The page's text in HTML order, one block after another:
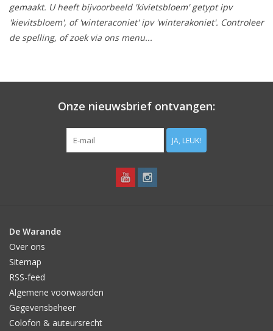
Herfstbloeiers
Schaduwplanten
Bodemverbetering
Overige producten
Sterke Bollen Dagen
Nieuws
gemaakt. U heeft bijvoorbeeld 'kivietsbloem' getypt ipv
'kievitsbloem', of 'winteraconiet' ipv 'winterakoniet'. Controleer
de spelling, of zoek via ons menu...
Onze nieuwsbrief ontvangen:
JA, LEUK!
De Warande
Over ons
Sitemap
RSS-feed
Algemene voorwaarden
Gegevensbeheer
Colofon & auteursrecht